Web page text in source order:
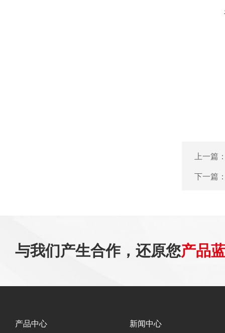
上一篇
下一篇
与我们产生合作，还原您产品
产品中心 新闻中心